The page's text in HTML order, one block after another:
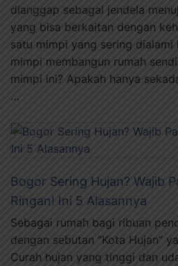
dianggap sebagai jendela
yang bisa berkaitan dengan
satu mimpi yang sering dialami
mimpi membangun rumah
mimpi ini? Apakah hanya
…
Bogor Sering Hujan? Wajib
Ringan! Ini 5 Alasannya
Sebagai rumah bagi ribuan
dengan sebutan “Kota Hujan”
Curah hujan yang tinggi dan